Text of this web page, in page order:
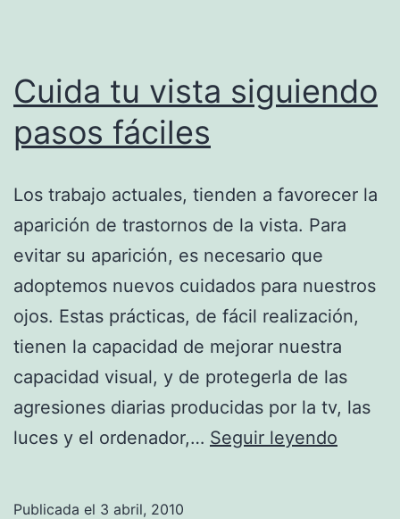
Cuida tu vista siguiendo
pasos fáciles
Los trabajo actuales, tienden a favorecer la
aparición de trastornos de la vista. Para
evitar su aparición, es necesario que
adoptemos nuevos cuidados para nuestros
ojos. Estas prácticas, de fácil realización,
tienen la capacidad de mejorar nuestra
capacidad visual, y de protegerla de las
agresiones diarias producidas por la tv, las
luces y el ordenador,… Seguir leyendo
Publicada el 3 abril, 2010